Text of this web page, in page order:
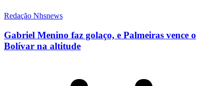
Redação Nhsnews
Gabriel Menino faz golaço, e Palmeiras vence o
Bolívar na altitude